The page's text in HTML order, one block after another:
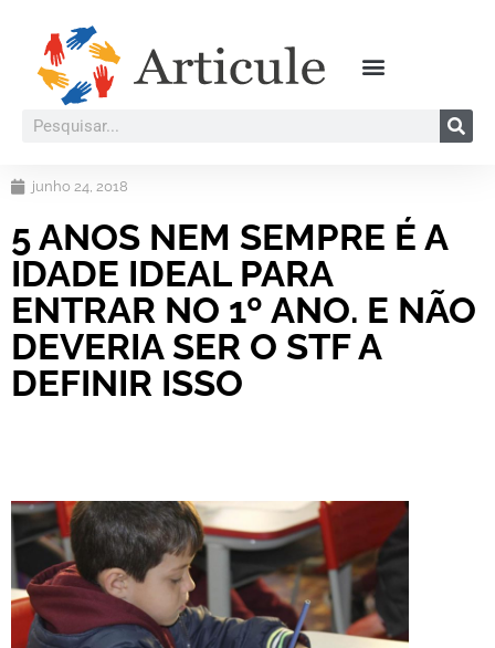
junho 24, 2018
5 ANOS NEM SEMPRE É A
IDADE IDEAL PARA
ENTRAR NO 1º ANO. E NÃO
DEVERIA SER O STF A
DEFINIR ISSO